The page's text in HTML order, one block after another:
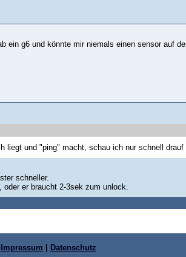
g6 und könnte mir niemals einen sensor auf
liegt und "ping" macht, schau ich nur schnell
schneller.
er braucht 2-3sek zum unlock.
Impressum | Datenschutz